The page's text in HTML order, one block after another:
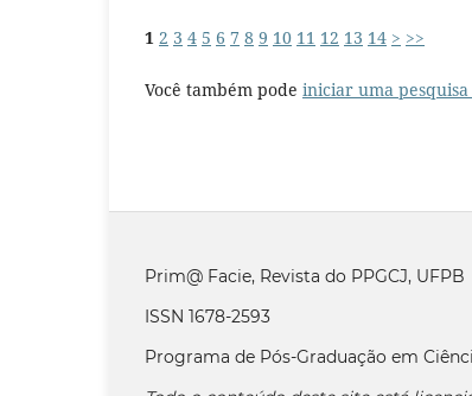
1 2 3 4 5 6 7 8 9 10 11 12 13 14 > >>
Você também pode iniciar uma
Prim@ Facie, Revista do PPGCJ, UFPB
ISSN 1678-2593
Programa de Pós-Graduação em